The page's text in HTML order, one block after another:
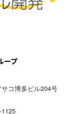
コ博多ビル204号